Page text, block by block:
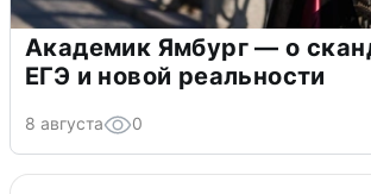
Академик Ямбург — о
ЕГЭ и новой реальности
8 августа 0